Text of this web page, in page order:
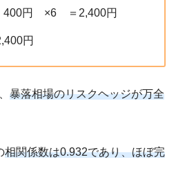
円 ×6 ＝2,400円
円
暴落相場のリスクヘッジが万全
相関係数は0.932であり、ほぼ完